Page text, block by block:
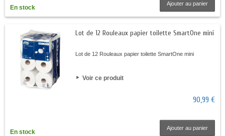
En stock
Ajouter au panier
Lot de 12 Rouleaux papier toilette SmartOne mini
Lot de 12 Rouleaux papier toilette SmartOne mini
Voir ce produit
90,99 €
En stock
Ajouter au panier